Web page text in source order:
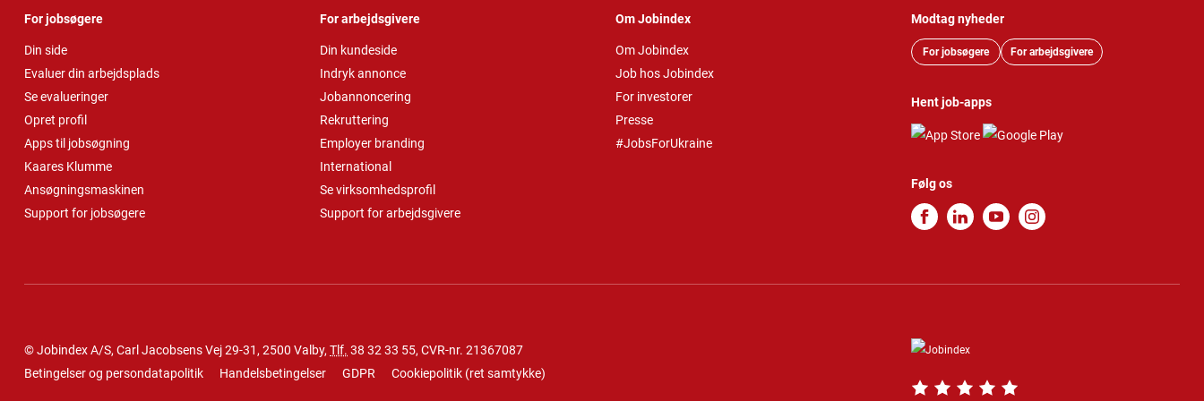
For jobsøgere
Din side
Evaluer din arbejdsplads
Se evalueringer
Opret profil
Apps til jobsøgning
Kaares Klumme
Ansøgningsmaskinen
Support for jobsøgere
For arbejdsgivere
Din kundeside
Indryk annonce
Jobannoncering
Rekruttering
Employer branding
International
Se virksomhedsprofil
Support for arbejdsgivere
Om Jobindex
Om Jobindex
Job hos Jobindex
For investorer
Presse
#JobsForUkraine
Modtag nyheder
For jobsøgere For arbejdsgivere
Hent job-apps
Følg os
© Jobindex A/S, Carl Jacobsens Vej 29-31, 2500 Valby, Tlf. 38 32 33 55, CVR-nr. 21367087
Betingelser og persondatapolitik
Handelsbetingelser GDPR Cookiepolitik (ret samtykke)